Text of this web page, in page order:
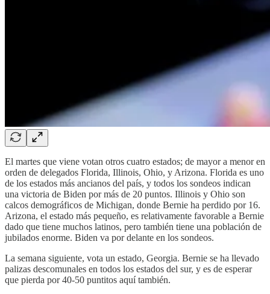
El martes que viene votan otros cuatro estados; de mayor a menor en
orden de delegados Florida, Illinois, Ohio, y Arizona. Florida es uno
de los estados más ancianos del país, y todos los sondeos indican
una victoria de Biden por más de 20 puntos. Illinois y Ohio son
calcos demográficos de Michigan, donde Bernie ha perdido por 16.
Arizona, el estado más pequeño, es relativamente favorable a Bernie
dado que tiene muchos latinos, pero también tiene una población de
jubilados enorme. Biden va por delante en los sondeos.
La semana siguiente, vota un estado, Georgia. Bernie se ha llevado
palizas descomunales en todos los estados del sur, y es de esperar
que pierda por 40-50 puntitos aquí también.